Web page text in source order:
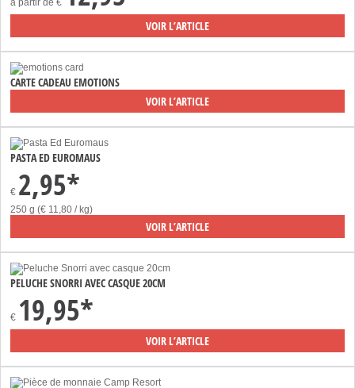
à partir de €
VOIR L’ARTICLE
CARTE CADEAU EMOTIONS
VOIR L’ARTICLE
PASTA ED EUROMAUS
€ 2,95*
250 g (€ 11,80 / kg)
VOIR L’ARTICLE
PELUCHE SNORRI AVEC CASQUE 20CM
€ 19,95*
VOIR L’ARTICLE